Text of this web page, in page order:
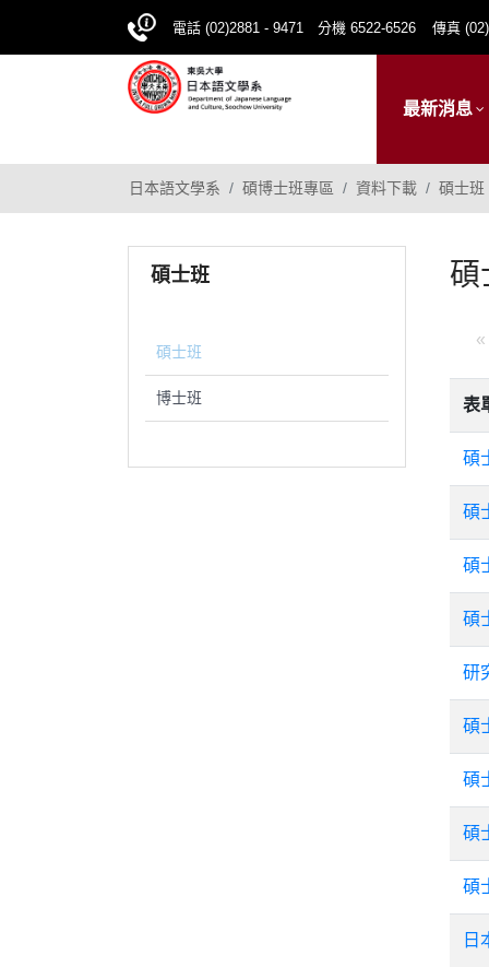
電話 (02)2881 - 9471 分機 6522-6526 傳真
最新消息
日本語文學系 碩博士班專區 資料下載 碩士班
碩士班
碩士班
博士班
碩
«
表
碩
碩
碩
碩
研
碩
碩
碩
碩
日